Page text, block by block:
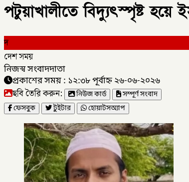
পটুয়াখালীতে বিদ্যুৎস্পৃষ্ট
দ
দেশ সময়
নিজস্ব সংবাদদাতা
প্রকাশের সময় : ১২:৩৮ পূর্বাহ্ন ২৬-০৬-২০২৬
ছবি তৈরি করুন: নিউজ কার্ড
সম্পূর্ণ সংবাদ
ফেসবুক
টুইটার হোয়াটসঅ্যাপ